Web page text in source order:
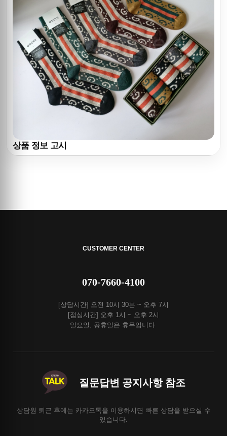
상품 정보 고시
CUSTOMER CENTER
070-7660-4100
[상담시간] 오전 10시 30분 ~ 오후 7시
[점심시간] 오후 1시 ~ 오후 2시
일요일, 공휴일은 휴무입니다.
질문답변 공지사항 참조
상담원 퇴근 후에는 카카오톡을 이용하시면 빠른 상담을 받으실 수
있습니다.